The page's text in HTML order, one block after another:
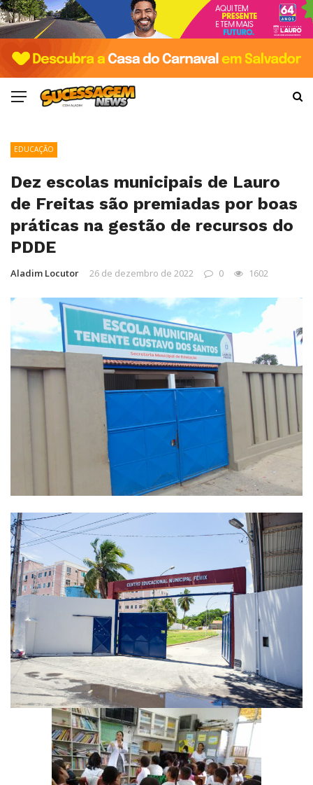
EDUCAÇÃO
Dez escolas municipais de Lauro
de Freitas são premiadas por boas
práticas na gestão de recursos do
PDDE
Aladim Locutor 26 de dezembro de 2022 0 1602